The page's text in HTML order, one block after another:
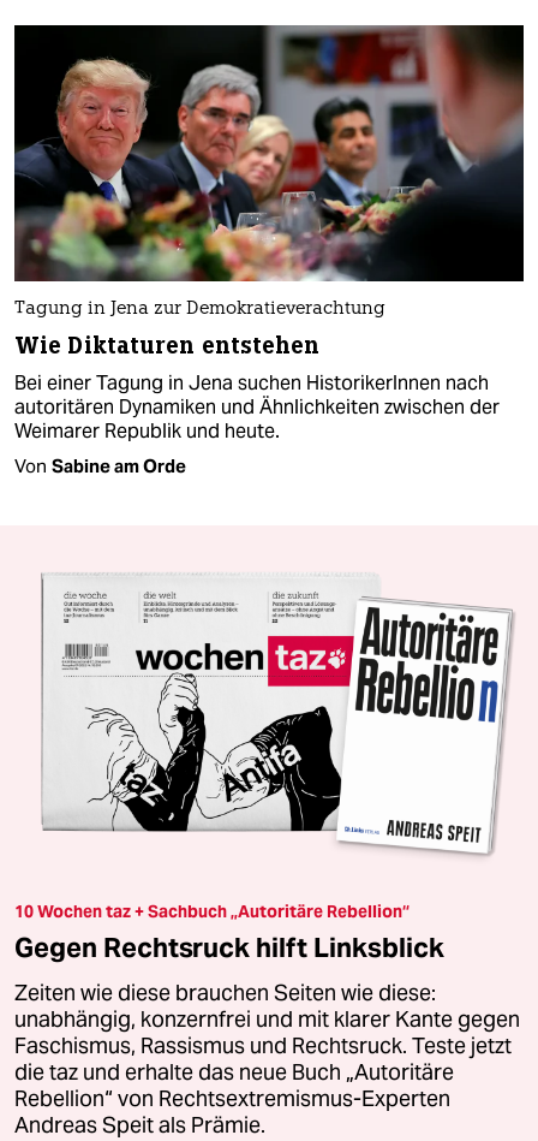
Tagung in Jena zur Demokratieverachtung
Wie Diktaturen entstehen
Bei einer Tagung in Jena suchen HistorikerInnen nach
autoritären Dynamiken und Ähnlichkeiten zwischen der
Weimarer Republik und heute.
Von Sabine am Orde
10 Wochen taz + Sachbuch „Autoritäre Rebellion“
Gegen Rechtsruck hilft Linksblick
Zeiten wie diese brauchen Seiten wie diese:
unabhängig, konzernfrei und mit klarer Kante gegen
Faschismus, Rassismus und Rechtsruck. Teste jetzt
die taz und erhalte das neue Buch „Autoritäre
Rebellion“ von Rechtsextremismus-Experten
Andreas Speit als Prämie.